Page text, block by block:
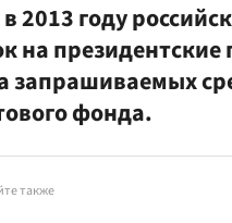
в 2013 году
на
запрашиваемых
фонда.
также